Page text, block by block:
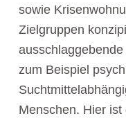
sowie
Zielgruppen
zum Beispiel
Menschen. Hier